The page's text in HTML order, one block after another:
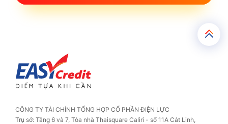
CÔNG TY TÀI CHÍNH TỔNG HỢP CỔ PHẦN ĐIỆN LỰC
Trụ sở: Tầng 6 và 7, Tòa nhà Thaisquare Caliri - số 11A Cát Linh,